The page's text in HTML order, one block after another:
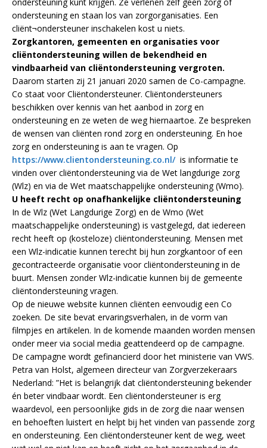
ondersteuning en staan los van zorgorganisaties. Een
cliënt¬ondersteuner inschakelen kost u niets.
Zorgkantoren, gemeenten en organisaties voor
cliëntondersteuning willen de bekendheid en
vindbaarheid van cliëntondersteuning vergroten.
Daarom starten zij 21 januari 2020 samen de Co-campagne.
Co staat voor Cliëntondersteuner. Cliëntondersteuners
beschikken over kennis van het aanbod in zorg en
ondersteuning en ze weten de weg hiernaartoe. Ze bespreken
de wensen van cliënten rond zorg en ondersteuning. En hoe
zorg en ondersteuning is aan te vragen. Op
https://www.clientondersteuning.co.nl/ is informatie te
vinden over cliëntondersteuning via de Wet langdurige zorg
(Wlz) en via de Wet maatschappelijke ondersteuning (Wmo).
U heeft recht op onafhankelijke cliëntondersteuning
In de Wlz (Wet Langdurige Zorg) en de Wmo (Wet
maatschappelijke ondersteuning) is vastgelegd, dat iedereen
recht heeft op (kosteloze) cliëntondersteuning. Mensen met
een Wlz-indicatie kunnen terecht bij hun zorgkantoor of een
gecontracteerde organisatie voor cliëntondersteuning in de
buurt. Mensen zonder Wlz-indicatie kunnen bij de gemeente
cliëntondersteuning vragen.
Op de nieuwe website kunnen cliënten eenvoudig een Co
zoeken. De site bevat ervaringsverhalen, in de vorm van
filmpjes en artikelen. In de komende maanden worden mensen
onder meer via social media geattendeerd op de campagne.
De campagne wordt gefinancierd door het ministerie van VWS.
Petra van Holst, algemeen directeur van Zorgverzekeraars
Nederland: ”Het is belangrijk dat cliëntondersteuning bekender
én beter vindbaar wordt. Een cliëntondersteuner is erg
waardevol, een persoonlijke gids in de zorg die naar wensen
en behoeften luistert en helpt bij het vinden van passende zorg
en ondersteuning. Een cliëntondersteuner kent de weg, weet